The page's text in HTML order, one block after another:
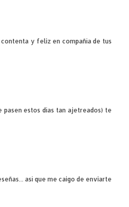
y feliz en compañía de tus
pasen estos días tan ajetreados) te
así que me caigo de enviarte